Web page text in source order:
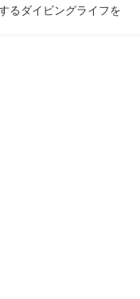
るダイビングライフを